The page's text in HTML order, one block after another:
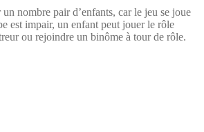
nombre pair d’enfants, car le jeu se joue
est impair, un enfant peut jouer le rôle
ou rejoindre un binôme à tour de rôle.